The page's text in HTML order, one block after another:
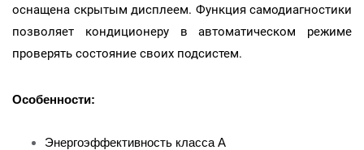
оснащена скрытым дисплеем. Функция самодиагностики
позволяет кондиционеру в автоматическом режиме
проверять состояние своих подсистем.
Особенности:
Энергоэффективность класса А